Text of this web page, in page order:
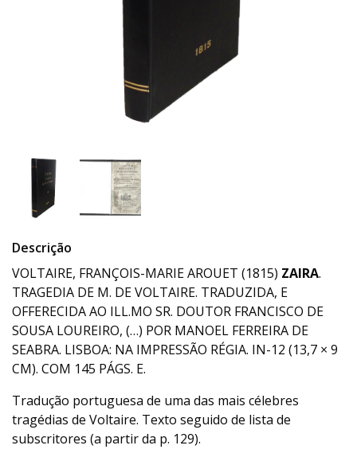
Descrição
VOLTAIRE, FRANÇOIS-MARIE AROUET (1815) ZAIRA.
TRAGEDIA DE M. DE VOLTAIRE. TRADUZIDA, E
OFFERECIDA AO ILL.MO SR. DOUTOR FRANCISCO DE
SOUSA LOUREIRO, (…) POR MANOEL FERREIRA DE
SEABRA. LISBOA: NA IMPRESSÃO RÉGIA. IN-12 (13,7 × 9
CM). COM 145 PÁGS. E.
Tradução portuguesa de uma das mais célebres
tragédias de Voltaire. Texto seguido de lista de
subscritores (a partir da p. 129).